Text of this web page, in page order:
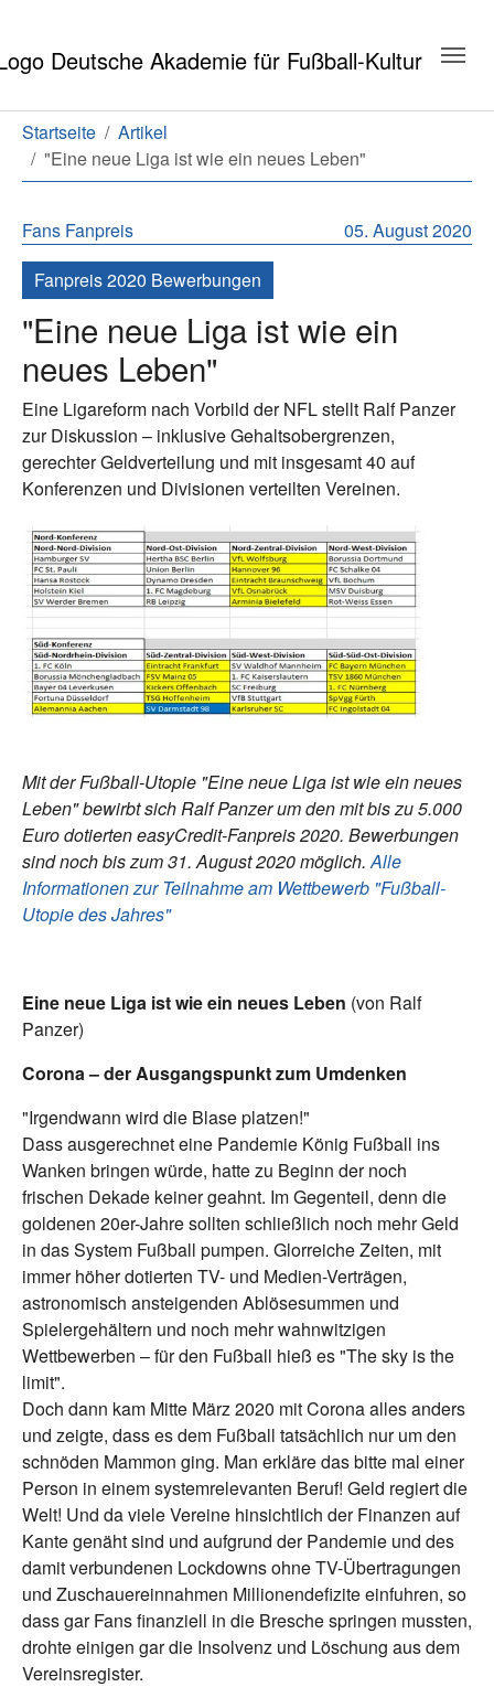
Sie sind hier:
Startseite
Artikel
"Eine neue Liga ist wie ein neues Leben"
05. August 2020
Fans Fanpreis
Fanpreis 2020 Bewerbungen
"Eine neue Liga ist wie ein
neues Leben"
Eine Ligareform nach Vorbild der NFL stellt Ralf Panzer
zur Diskussion – inklusive Gehaltsobergrenzen,
gerechter Geldverteilung und mit insgesamt 40 auf
Konferenzen und Divisionen verteilten Vereinen.
Mit der Fußball-Utopie "Eine neue Liga ist wie ein neues
Leben" bewirbt sich Ralf Panzer um den mit bis zu 5.000
Euro dotierten easyCredit-Fanpreis 2020. Bewerbungen
sind noch bis zum 31. August 2020 möglich.Alle
Informationen zur Teilnahme am Wettbewerb "Fußball-
Utopie des Jahres"
Eine neue Liga ist wie ein neues Leben (von Ralf
Panzer)
Corona – der Ausgangspunkt zum Umdenken
"Irgendwann wird die Blase platzen!"
Dass ausgerechnet eine Pandemie König Fußball ins
Wanken bringen würde, hatte zu Beginn der noch
frischen Dekade keiner geahnt. Im Gegenteil, denn die
goldenen 20er-Jahre sollten schließlich noch mehr Geld
in das System Fußball pumpen. Glorreiche Zeiten, mit
immer höher dotierten TV- und Medien-Verträgen,
astronomisch ansteigenden Ablösesummen und
Spielergehältern und noch mehr wahnwitzigen
Wettbewerben – für den Fußball hieß es "The sky is the
limit".
Doch dann kam Mitte März 2020 mit Corona alles anders
und zeigte, dass es dem Fußball tatsächlich nur um den
schnöden Mammon ging. Man erkläre das bitte mal einer
Person in einem systemrelevanten Beruf! Geld regiert die
Welt! Und da viele Vereine hinsichtlich der Finanzen auf
Kante genäht sind und aufgrund der Pandemie und des
damit verbundenen Lockdowns ohne TV-Übertragungen
und Zuschauereinnahmen Millionendefizite einfuhren, so
dass gar Fans finanziell in die Bresche springen mussten,
drohte einigen gar die Insolvenz und Löschung aus dem
Vereinsregister.